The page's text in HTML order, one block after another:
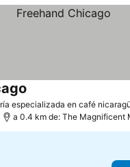
especializada en café
a 0.4 km de: The Magnificent